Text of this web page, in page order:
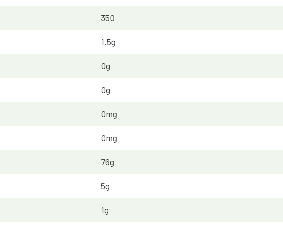
350
1.5g
0g
0g
0mg
0mg
76g
5g
1g